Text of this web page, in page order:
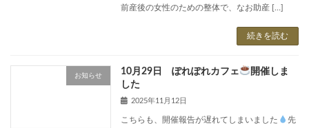
前産後の女性のための整体で、なお助産 […]
続きを読む
お知らせ 10月29日 ぽれぽれカフェ
開催しま
した
2025年11月12日
こちらも、開催報告が遅れてしまいました
先